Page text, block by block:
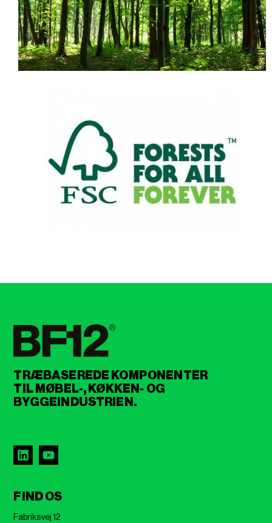
TRÆBASEREDE KOMPONENTER
TIL MØBEL-, KØKKEN- OG
BYGGEINDUSTRIEN.
FIND OS
Fabriksvej 12